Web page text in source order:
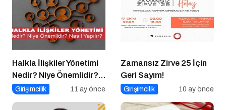
Halkla İlişkiler Yönetimi
Nedir? Niye Önemlidir?
Halkla İlişkiler Yönetimi
Girişimcilik 11 ay önce
Zamansız Zirve 25 İçin
Geri Sayım!
Girişimcilik 10 ay önce